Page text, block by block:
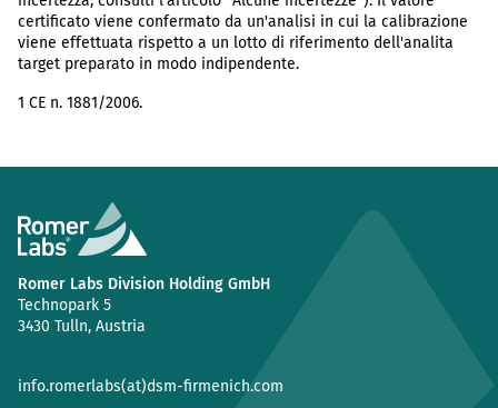
certificato viene confermato da un'analisi in cui la calibrazione
viene effettuata rispetto a un lotto di riferimento dell'analita
target preparato in modo indipendente.
1 CE n. 1881/2006.
Romer Labs Division Holding GmbH
Technopark 5
3430 Tulln, Austria
info.romerlabs(at)dsm-firmenich.com